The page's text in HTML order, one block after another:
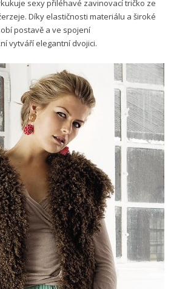
sexy přiléhavé zavinovací tričko ze
Díky elastičnosti materiálu a široké
postavě a ve spojení
vytváří elegantní dvojici.